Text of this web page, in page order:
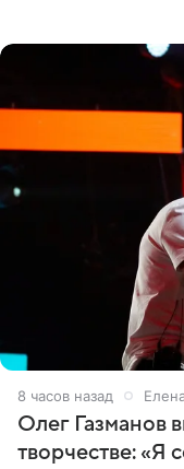
8 часов назад
Олег Газманов
творчестве: «Я